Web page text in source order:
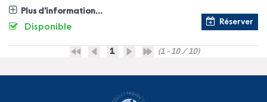
Plus d'information...
Réserver
Disponible
1 (1 - 10 / 10)